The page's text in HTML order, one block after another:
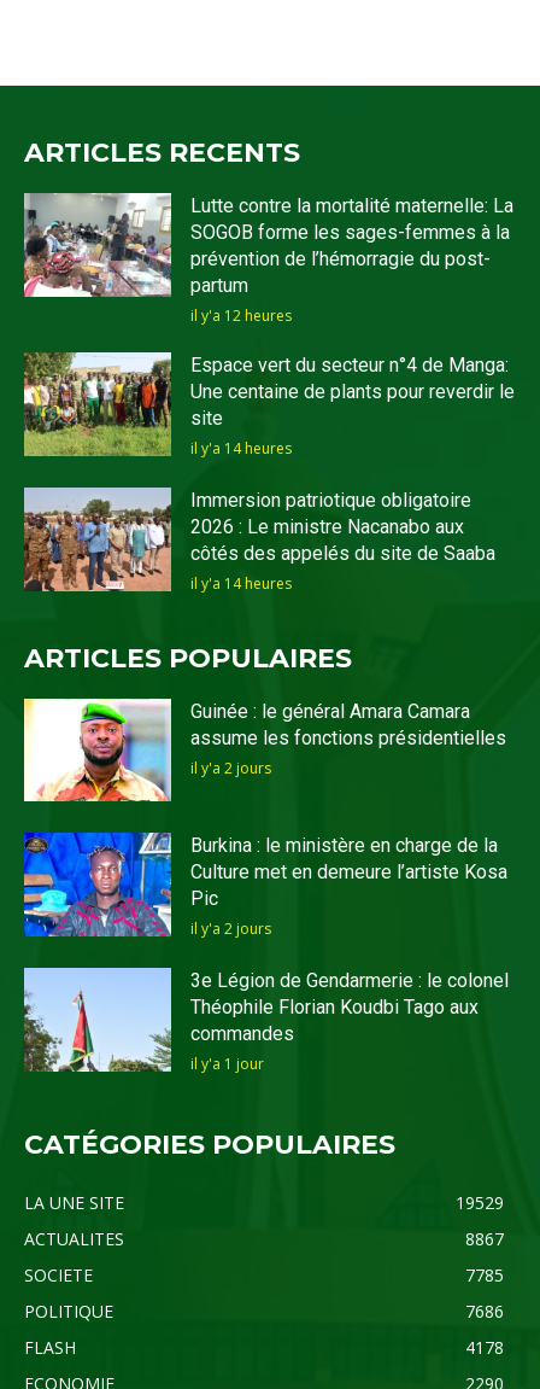
ARTICLES RECENTS
Lutte contre la mortalité maternelle: La
SOGOB forme les sages-femmes à la
prévention de l’hémorragie du post-
partum
il y'a 12 heures
Espace vert du secteur n°4 de Manga:
Une centaine de plants pour reverdir le
site
il y'a 14 heures
Immersion patriotique obligatoire
2026 : Le ministre Nacanabo aux
côtés des appelés du site de Saaba
il y'a 14 heures
ARTICLES POPULAIRES
Guinée : le général Amara Camara
assume les fonctions présidentielles
il y'a 2 jours
Burkina : le ministère en charge de la
Culture met en demeure l’artiste Kosa
Pic
il y'a 2 jours
3e Légion de Gendarmerie : le colonel
Théophile Florian Koudbi Tago aux
commandes
il y'a 1 jour
CATÉGORIES POPULAIRES
LA UNE SITE
19529
ACTUALITES
8867
SOCIETE
7785
POLITIQUE
7686
FLASH
4178
ECONOMIE
2290